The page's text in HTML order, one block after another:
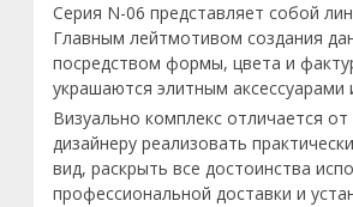
Серия N-06 представляет собой
Главным лейтмотивом создания
посредством формы, цвета и
украшаются элитным
Визуально комплекс отличается
дизайнеру реализовать
вид, раскрыть все достоинства
профессиональной доставки и